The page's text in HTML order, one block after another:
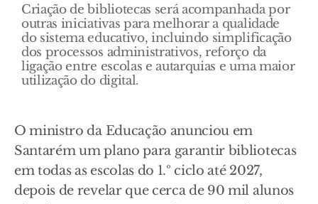
Criação de bibliotecas será acompanhada por
outras iniciativas para melhorar a qualidade
do sistema educativo, incluindo simplificação
dos processos administrativos, reforço da
ligação entre escolas e autarquias e uma maior
utilização do digital.
O ministro da Educação anunciou em
Santarém um plano para garantir bibliotecas
em todas as escolas do 1.º ciclo até 2027,
depois de revelar que cerca de 90 mil alunos